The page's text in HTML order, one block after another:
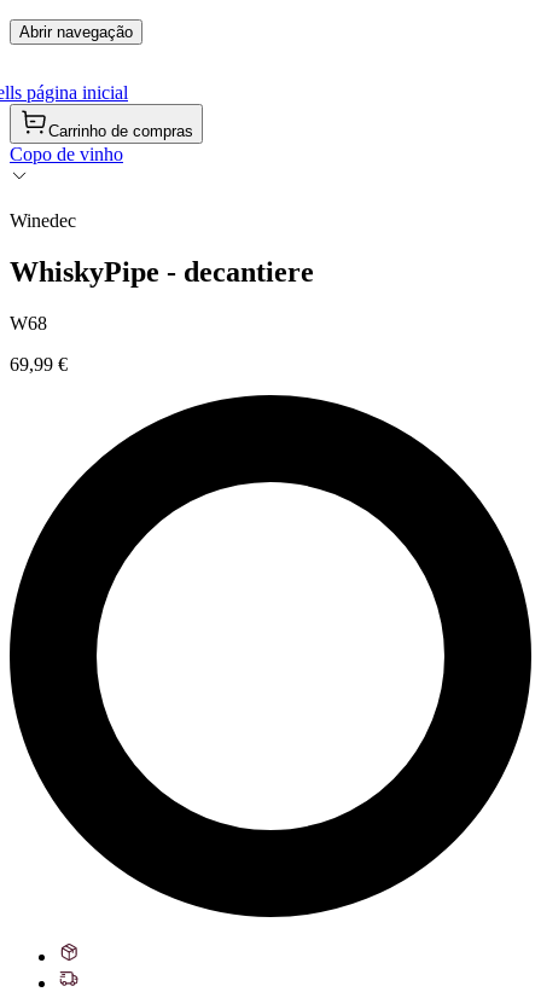
Abrir navegação
página inicial
Carrinho de compras
Copo de vinho
Winedec
WhiskyPipe - decantiere
W68
69,99 €